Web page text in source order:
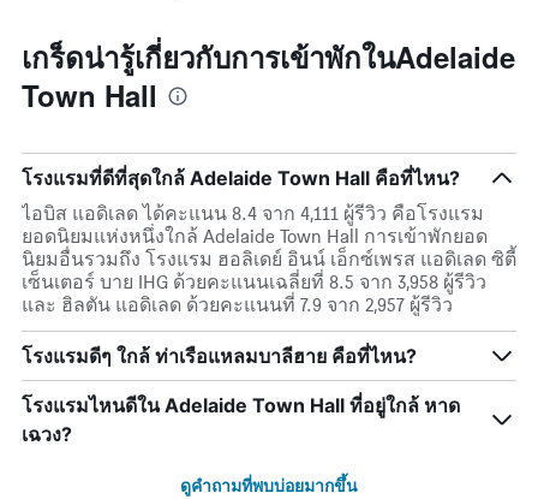
เกร็ดน่ารู้เกี่ยวกับการเข้าพักในAdelaide
Town Hall
โรงแรมที่ดีที่สุดใกล้ Adelaide Town Hall คือที่ไหน?
ไอบิส แอดิเลด ได้คะแนน 8.4 จาก 4,111 ผู้รีวิว คือโรงแรม
ยอดนิยมแห่งหนึ่งใกล้ Adelaide Town Hall การเข้าพักยอด
นิยมอื่นรวมถึง โรงแรม ฮอลิเดย์ อินน์ เอ็กซ์เพรส แอดิเลด ซิตี้
เซ็นเตอร์ บาย IHG ด้วยคะแนนเฉลี่ยที่ 8.5 จาก 3,958 ผู้รีวิว
และ ฮิลตัน แอดิเลด ด้วยคะแนนที่ 7.9 จาก 2,957 ผู้รีวิว
โรงแรมดีๆ ใกล้ ท่าเรือแหลมบาลีฮาย คือที่ไหน?
โรงแรมไหนดีใน Adelaide Town Hall ที่อยู่ใกล้ หาด
เฉวง?
ดูคำถามที่พบบ่อยมากขึ้น